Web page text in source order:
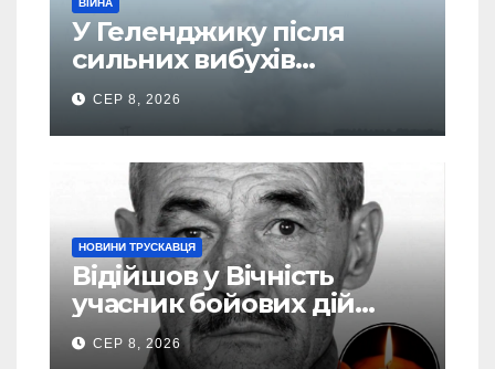
У Геленджику після
сильних вибухів
почалася масова
евакуація
СЕР 8, 2026
НОВИНИ ТРУСКАВЦЯ
Відійшов у Вічність
учасник бойових дій
Василь Іваникович зі
Станилі
СЕР 8, 2026